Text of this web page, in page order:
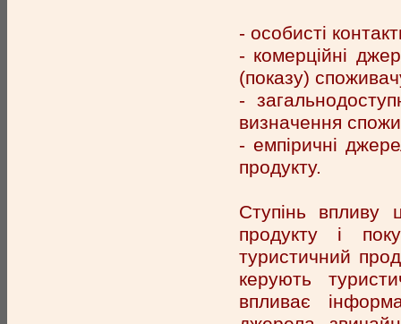
- особисті
- комерційні
(показу)
-
визначення
- емпіричні
продукту.
Ступінь впливу
продукту і
туристичний
керують
впливає